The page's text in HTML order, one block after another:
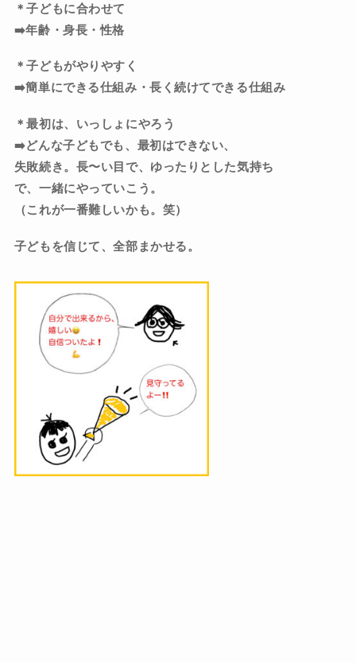
＊子どもに合わせて
➡️年齢・身長・性格
＊子どもがやりやすく
➡️簡単にできる仕組み・長く続けてできる仕組み
＊最初は、いっしょにやろう
➡️どんな子どもでも、最初はできない、
失敗続き。長〜い目で、ゆったりとした気持ち
で、一緒にやっていこう。
（これが一番難しいかも。笑）
子どもを信じて、全部まかせる。